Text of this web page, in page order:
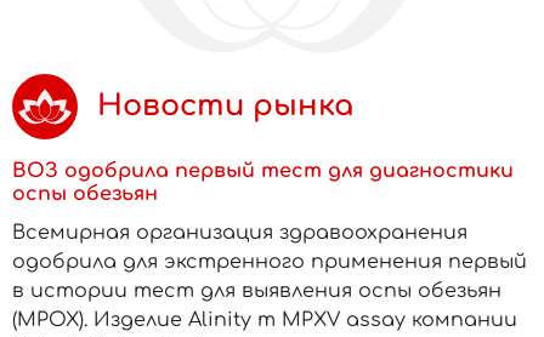
Новости рынка
ВОЗ одобрила первый тест для диагностики
оспы обезьян
Всемирная организация здравоохранения
одобрила для экстренного применения первый
в истории тест для выявления оспы обезьян
(MPOX). Изделие Alinity m MPXV assay компании